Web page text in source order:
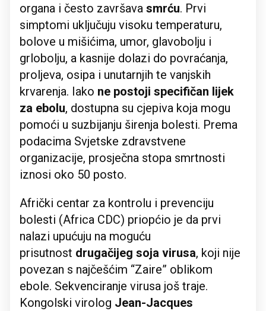
organa i često završava smrću. Prvi
simptomi uključuju visoku temperaturu,
bolove u mišićima, umor, glavobolju i
grlobolju, a kasnije dolazi do povraćanja,
proljeva, osipa i unutarnjih te vanjskih
krvarenja. Iako ne postoji specifičan lijek
za ebolu, dostupna su cjepiva koja mogu
pomoći u suzbijanju širenja bolesti. Prema
podacima Svjetske zdravstvene
organizacije, prosječna stopa smrtnosti
iznosi oko 50 posto.
Afrički centar za kontrolu i prevenciju
bolesti (Africa CDC) priopćio je da prvi
nalazi upućuju na moguću
prisutnost drugačijeg soja virusa, koji nije
povezan s najčešćim “Zaire” oblikom
ebole. Sekvenciranje virusa još traje.
Kongolski virolog Jean-Jacques